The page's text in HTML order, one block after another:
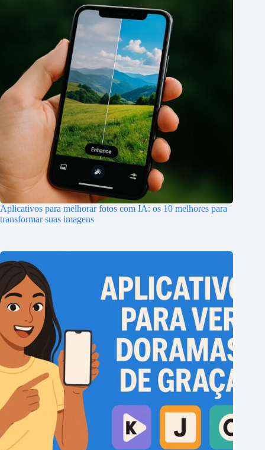
Aplicativos para melhorar fotos com IA: os 10 melhores para
transformar suas imagens